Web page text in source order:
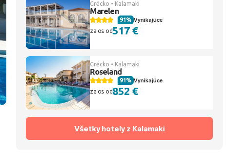
Grécko • Kalamaki
Marelen
Vynikajúce
91%
za os. od517 €
Grécko • Kalamaki
Roseland
Vynikajúce
91%
za os. od852 €
Všetky hotely z Kalamaki